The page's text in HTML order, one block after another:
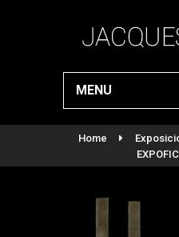
MENU
Home